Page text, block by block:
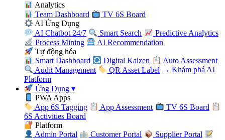
Analytics
Team Dashboard
TV 6S Board
AI Ứng Dụng
AI Chatbot 24/7
Smart Search
Predictive Analytics
Process Mining
AI Recommendation
Tự động hóa
Smart Dashboard
Digital Kaizen
Auto Assessment
Audit Management
QR Asset Label → Khám phá AI
Platform
Ứng Dụng▾
PWA Apps
App 6S Tagging
App Assessment
TV 6S Board
6S Activities Board
Platform
Admin Portal
Customer Portal
Supplier Portal